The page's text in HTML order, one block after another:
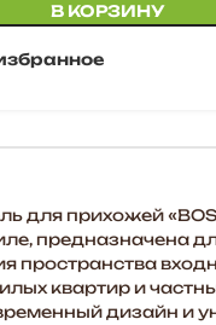
В КОРЗИНУ
для прихожей
предназначена
пространства
квартир и
дизайн и